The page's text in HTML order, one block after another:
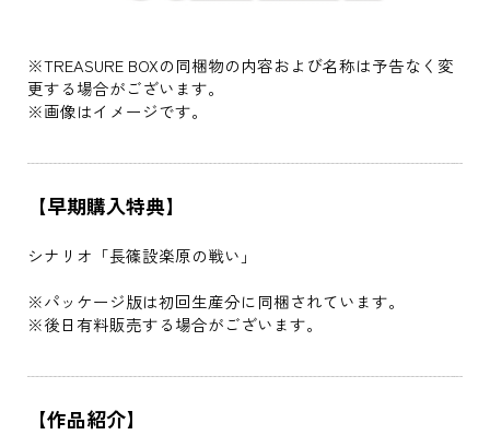
※TREASURE BOXの同梱物の内容および名称は予告なく変
更する場合がございます。
※画像はイメージです。
【早期購入特典】
シナリオ「長篠設楽原の戦い」
※パッケージ版は初回生産分に同梱されています。
※後日有料販売する場合がございます。
【作品紹介】